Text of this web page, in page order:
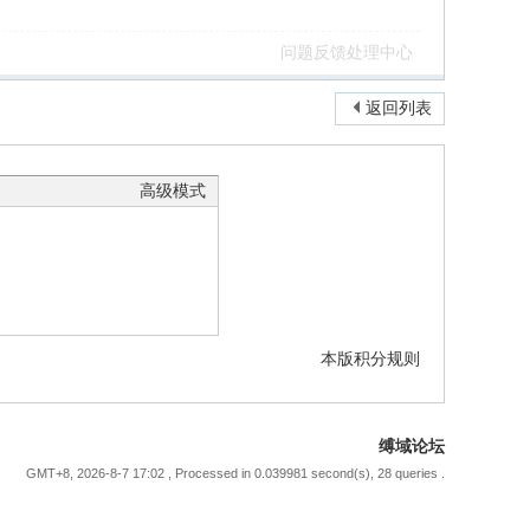
问题反馈处理中心
返回列表
高级模式
本版积分规则
缚域论坛
GMT+8, 2026-8-7 17:02 , Processed in 0.039981 second(s), 28 queries .